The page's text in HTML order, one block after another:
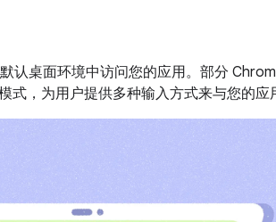
认桌面环境中访问您的应用。部分
，为用户提供多种输入方式来与您的应